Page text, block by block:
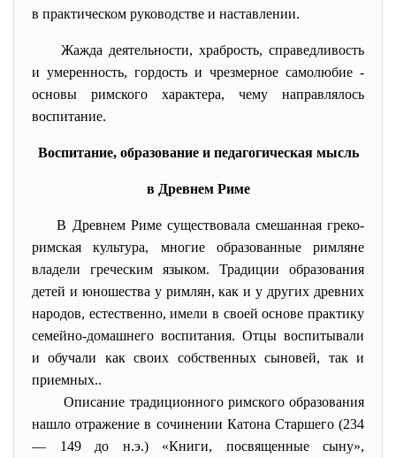
в практическом руководстве и наставлении.
Жажда деятельности, храбрость, справедливость
и умеренность, гордость и чрезмерное самолюбие -
основы римского характера, чему направлялось
воспитание.
Воспитание, образование и педагогическая мысль
в Древнем Риме
В Древнем Риме существовала смешанная греко-
римская культура, многие образованные римляне
владели греческим языком. Традиции образования
детей и юношества у римлян, как и у других древних
народов, естественно, имели в своей основе практику
семейно-домашнего воспитания. Отцы воспитывали
и обучали как своих собственных сыновей, так и
приемных..
Описание традиционного римского образования
нашло отражение в сочинении Катона Старшего (234
— 149 до н.э.) «Книги, посвященные сыну»,